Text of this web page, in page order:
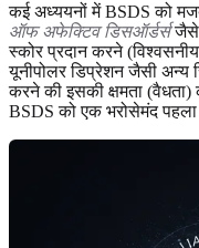
कई अध्ययनों में BSDS को
ऑफ अफेक्टिव डिसऑर्डर्सजैसे
स्कोर प्रदान करने
यूनीपोलर डिप्रेशन जैसी अन्य
करने की इसकी क्षमता (वैधता)
BSDS को एक भरोसेमंद पहला